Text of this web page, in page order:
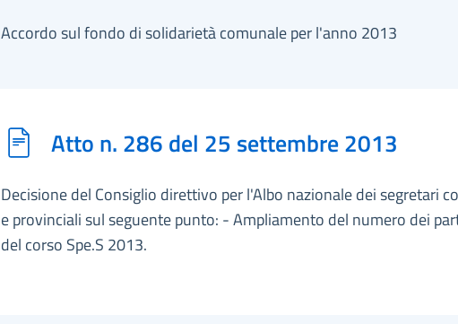
Accordo sul fondo di solidarietà comunale per l'anno 2013
Atto n. 286 del 25 settembre 2013
Decisione del Consiglio direttivo per l'Albo nazionale dei segretari
e provinciali sul seguente punto: - Ampliamento del numero dei
del corso Spe.S 2013.